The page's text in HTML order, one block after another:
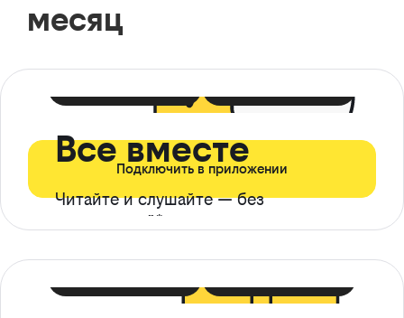
месяц
Все вместе
Читайте и слушайте — без
ограничений*
Подключить в приложении